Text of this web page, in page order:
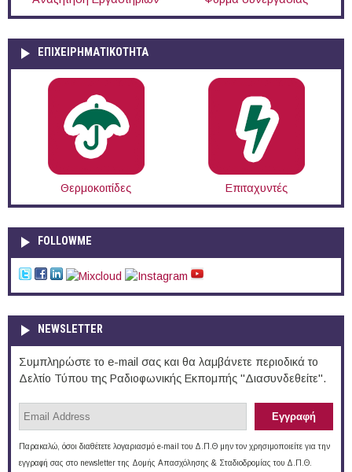
ΕΠΙΧΕΙΡΗΜΑΤΙΚΟΤΗΤΑ
Θερμοκοιτίδες Επιταχυντές
FOLLOWME
NEWSLETTER
Συμπληρώστε το e-mail σας και θα λαμβάνετε περιοδικά το
Δελτίο Τύπου της Ραδιοφωνικής Εκπομπής "Διασυνδεθείτε".
Παρακαλώ, όσοι διαθέτετε λογαριασμό e-mail του Δ.Π.Θ μην τον χρησιμοποιείτε για την
εγγραφή σας στο newsletter της Δομής Απασχόλησης & Σταδιοδρομίας του Δ.Π.Θ.